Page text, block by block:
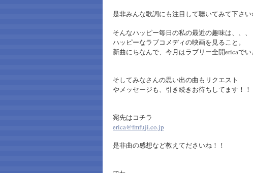
是非みんな歌詞にも注目して聴いてみて下さい
そんなハッピー毎日の私の最近の趣味は、、、
ハッピーなラブコメディの映画を見ること。
新曲にちなんで、今月はラブリー全開ericaで
そしてみなさんの思い出の曲もリクエスト
やメッセージも、引き続きお待ちしてます！！
宛先はコチラ
erica@fmfuji.co.jp
是非曲の感想など教えてださいね！！